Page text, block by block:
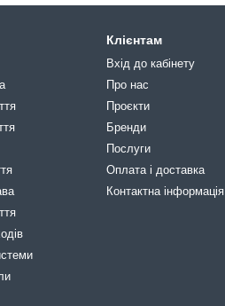
Клієнтам
Вхід до кабінету
Про нас
Проєкти
Бренди
Послуги
Оплата і доставка
Контактна інформація